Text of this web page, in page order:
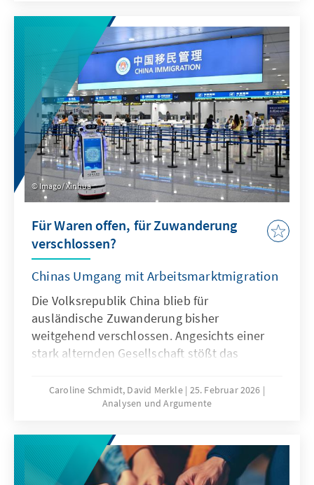
Antwort. Dafür bedarf es einer KI-Strategie,
die wesentliche Herausforderungen gezielt
adressiert und die Möglichkeiten von KI nach
ethischen Richtlinien aktiv nutzt, um effizient
abschrecken zu können.
Imago/ Xinhua
Für Waren offen, für Zuwanderung
verschlossen?
Chinas Umgang mit Arbeitsmarktmigration
Die Volksrepublik China blieb für
ausländische Zuwanderung bisher
weitgehend verschlossen. Angesichts einer
stark alternden Gesellschaft stößt das
seine Grenzen, was die gezielte Anwerbung
ausländischer Fach- und Arbeitskräfte auf
Deutschland und Europa könnte mit China ein
neuer Wettbewerber im globalen Wettbewerb
um Talente entstehen.
Caroline Schmidt, David Merkle 25. Februar 2026
Analysen und Argumente